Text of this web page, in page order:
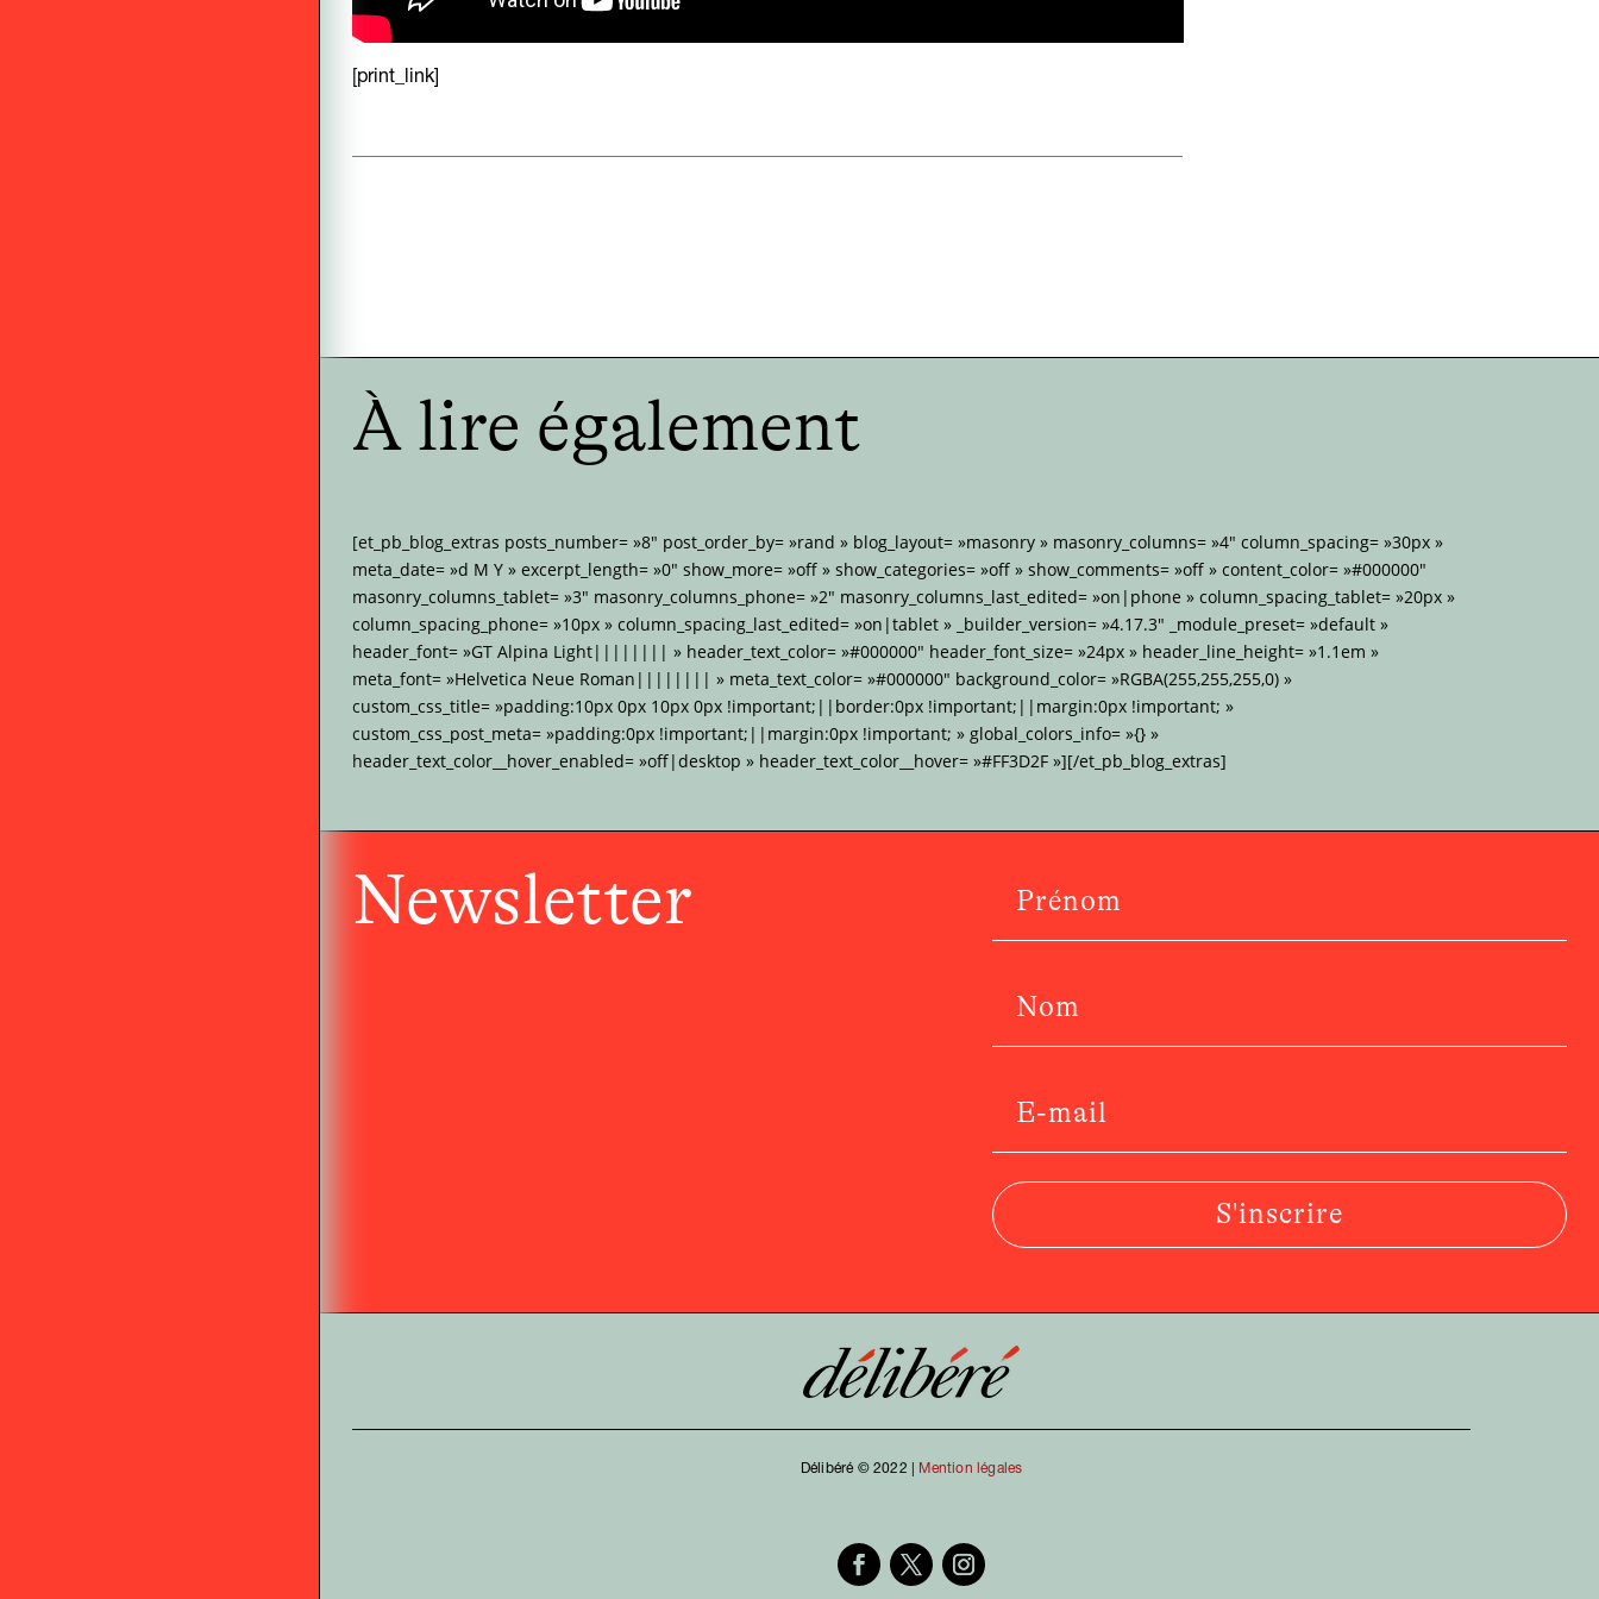
[print_link]
À lire également
[et_pb_blog_extras posts_number= »8″ post_order_by= »rand » blog_layout= »masonry » masonry_columns= »4″ column_spacing= »30px »
meta_date= »d M Y » excerpt_length= »0″ show_more= »off » show_categories= »off » show_comments= »off » content_color= »#000000″
masonry_columns_tablet= »3″ masonry_columns_phone= »2″ masonry_columns_last_edited= »on|phone » column_spacing_tablet= »20px »
column_spacing_phone= »10px » column_spacing_last_edited= »on|tablet » _builder_version= »4.17.3″ _module_preset= »default »
header_font= »GT Alpina Light|||||||| » header_text_color= »#000000″ header_font_size= »24px » header_line_height= »1.1em »
meta_font= »Helvetica Neue Roman|||||||| » meta_text_color= »#000000″ background_color= »RGBA(255,255,255,0) »
custom_css_title= »padding:10px 0px 10px 0px !important;||border:0px !important;||margin:0px !important; »
custom_css_post_meta= »padding:0px !important;||margin:0px !important; » global_colors_info= »{} »
header_text_color__hover_enabled= »off|desktop » header_text_color__hover= »#FF3D2F »][/et_pb_blog_extras]
Newsletter
S'inscrire
Délibéré © 2022 | Mention légales